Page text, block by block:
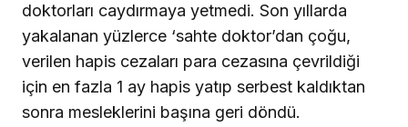
doktorları caydırmaya yetmedi. Son yıllarda
yakalanan yüzlerce ‘sahte doktor’dan çoğu,
verilen hapis cezaları para cezasına çevrildiği
için en fazla 1 ay hapis yatıp serbest kaldıktan
sonra mesleklerini başına geri döndü.